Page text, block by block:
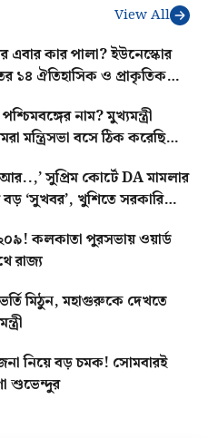
View All
এবার কার পালা? ইউনেস্কোর
১৪ ঐতিহাসিক ও প্রাকৃতিক
নাম? মুখ্যমন্ত্রী
মন্ত্রিসভা বসে ঠিক করেছি…
সুপ্রিম কোর্টে DA মামলার
বড় ‘সুখবর’, খুশিতে সরকারি
কলকাতা পুরসভায় ওয়ার্ড
রাজ্য
মিঠুন, মহাগুরুকে দেখতে
নিয়ে বড় চমক! সোমবারই
শুভেন্দুর